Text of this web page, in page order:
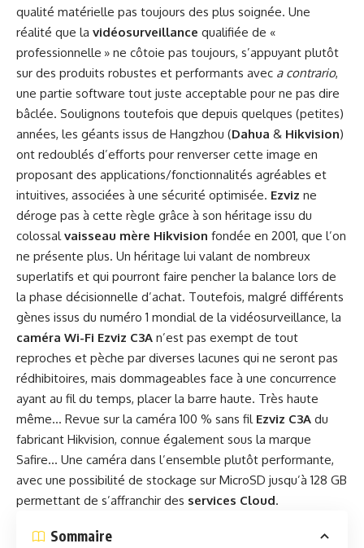
qualité matérielle pas toujours des plus soignée. Une
réalité que la vidéosurveillance qualifiée de «
professionnelle » ne côtoie pas toujours, s’appuyant plutôt
sur des produits robustes et performants avec a contrario,
une partie software tout juste acceptable pour ne pas dire
bâclée. Soulignons toutefois que depuis quelques (petites)
années, les géants issus de Hangzhou (Dahua & Hikvision)
ont redoublés d’efforts pour renverser cette image en
proposant des applications/fonctionnalités agréables et
intuitives, associées à une sécurité optimisée. Ezviz ne
déroge pas à cette règle grâce à son héritage issu du
colossal vaisseau mère Hikvision fondée en 2001, que l’on
ne présente plus. Un héritage lui valant de nombreux
superlatifs et qui pourront faire pencher la balance lors de
la phase décisionnelle d’achat. Toutefois, malgré différents
gènes issus du numéro 1 mondial de la vidéosurveillance, la
caméra Wi-Fi Ezviz C3A n’est pas exempt de tout
reproches et pèche par diverses lacunes qui ne seront pas
rédhibitoires, mais dommageables face à une concurrence
ayant au fil du temps, placer la barre haute. Très haute
même… Revue sur la caméra 100 % sans fil Ezviz C3A du
fabricant Hikvision, connue également sous la marque
Safire… Une caméra dans l’ensemble plutôt performante,
avec une possibilité de stockage sur MicroSD jusqu’à 128 GB
permettant de s’affranchir des services Cloud.
Sommaire